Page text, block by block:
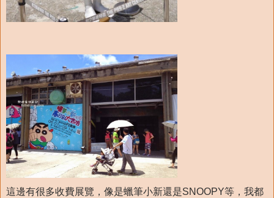
這邊有很多收費展覽，像是蠟筆小新還是SNOOPY等，我都